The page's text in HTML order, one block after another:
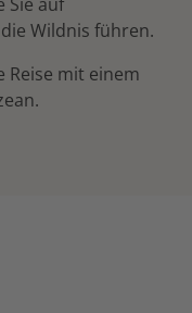
Wildnis führen.
Reise mit einem